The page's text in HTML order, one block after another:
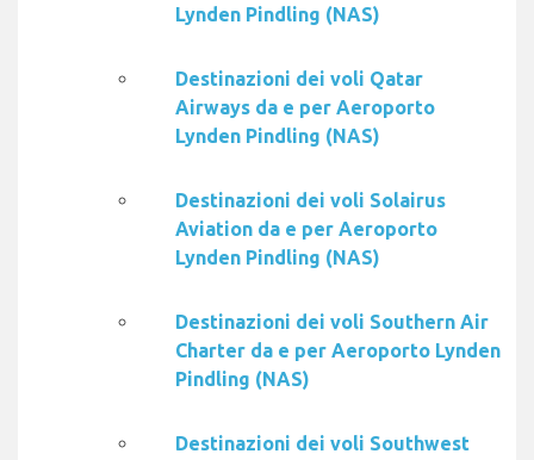
Lynden Pindling (NAS)
Destinazioni dei voli Qatar
Airways da e per Aeroporto
Lynden Pindling (NAS)
Destinazioni dei voli Solairus
Aviation da e per Aeroporto
Lynden Pindling (NAS)
Destinazioni dei voli Southern Air
Charter da e per Aeroporto Lynden
Pindling (NAS)
Destinazioni dei voli Southwest